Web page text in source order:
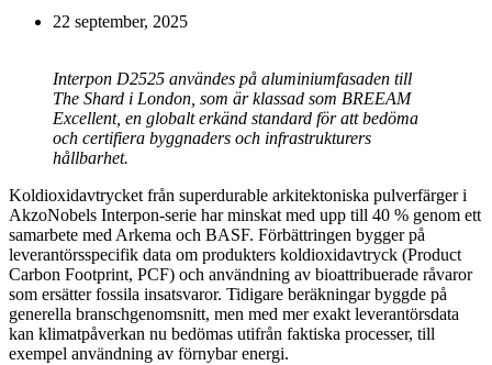
22 september, 2025
Interpon D2525 användes på aluminiumfasaden till
The Shard i London, som är klassad som BREEAM
Excellent, en globalt erkänd standard för att bedöma
och certifiera byggnaders och infrastrukturers
hållbarhet.
Koldioxidavtrycket från superdurable arkitektoniska pulverfärger i
AkzoNobels Interpon-serie har minskat med upp till 40 % genom ett
samarbete med Arkema och BASF. Förbättringen bygger på
leverantörsspecifik data om produkters koldioxidavtryck (Product
Carbon Footprint, PCF) och användning av bioattribuerade råvaror
som ersätter fossila insatsvaror. Tidigare beräkningar byggde på
generella branschgenomsnitt, men med mer exakt leverantörsdata
kan klimatpåverkan nu bedömas utifrån faktiska processer, till
exempel användning av förnybar energi.